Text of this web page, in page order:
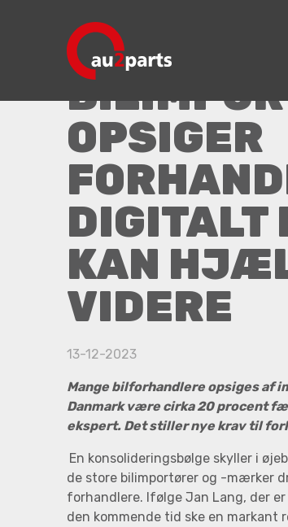
Bilimportører opsiger forhandlere
OPSIGER
DIGITALT
KAN
VIDERE
13-12-2023
Mange bilforhandlere opsiges af
Danmark være cirka 20 procent
ekspert. Det stiller nye krav til
En konsolideringsbølge skyller i
de store bilimportører og -mærker
forhandlere. Ifølge Jan Lang, der
den kommende tid ske en